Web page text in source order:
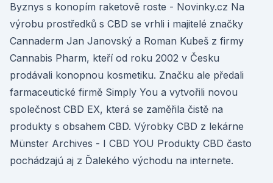
Byznys s konopím raketově roste - Novinky.cz Na
výrobu prostředků s CBD se vrhli i majitelé značky
Cannaderm Jan Janovský a Roman Kubeš z firmy
Cannabis Pharm, kteří od roku 2002 v Česku
prodávali konopnou kosmetiku. Značku ale předali
farmaceutické firmě Simply You a vytvořili novou
společnost CBD EX, která se zaměřila čistě na
produkty s obsahem CBD. Výrobky CBD z lekárne
Münster Archives - I CBD YOU Produkty CBD často
pochádzajú aj z Ďalekého východu na internete.